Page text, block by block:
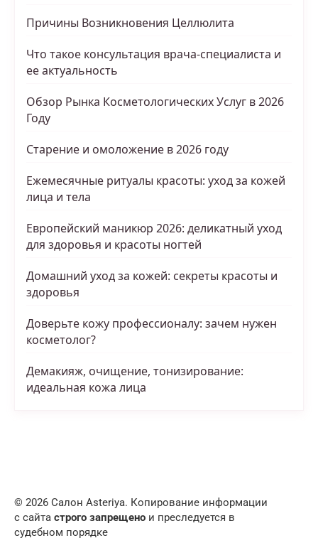
Причины Возникновения Целлюлита
Что такое консультация врача-специалиста и
ее актуальность
Обзор Рынка Косметологических Услуг в 2026
Году
Старение и омоложение в 2026 году
Ежемесячные ритуалы красоты: уход за кожей
лица и тела
Европейский маникюр 2026: деликатный уход
для здоровья и красоты ногтей
Домашний уход за кожей: секреты красоты и
здоровья
Доверьте кожу профессионалу: зачем нужен
косметолог?
Демакияж, очищение, тонизирование:
идеальная кожа лица
© 2026 Салон Asteriya. Копирование информации
с сайта строго запрещено и преследуется в
судебном порядке